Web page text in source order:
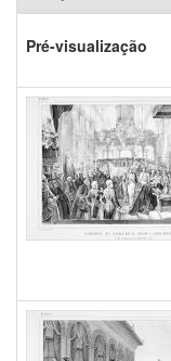
Pré-visualização